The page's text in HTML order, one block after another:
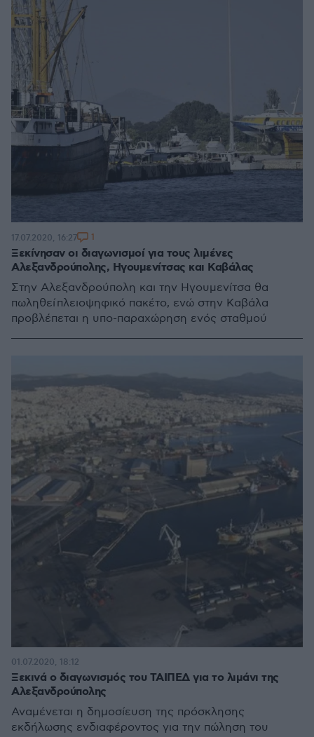
Ξεκίνησαν οι διαγωνισμοί για τους λιμένες
Αλεξανδρούπολης, Ηγουμενίτσας και Καβάλας
Στην Αλεξανδρούπολη και την Ηγουμενίτσα θα
πωληθεί πλειοψηφικό πακέτο, ενώ στην Καβάλα
προβλέπεται η υπο-παραχώρηση ενός σταθμού
17.07.2020, 16:27 1
Ξεκινά ο διαγωνισμός του ΤΑΙΠΕΔ για το λιμάνι της
Αλεξανδρούπολης
Αναμένεται η δημοσίευση της πρόσκλησης
εκδήλωσης ενδιαφέροντος για την πώληση του
01.07.2020, 18:12